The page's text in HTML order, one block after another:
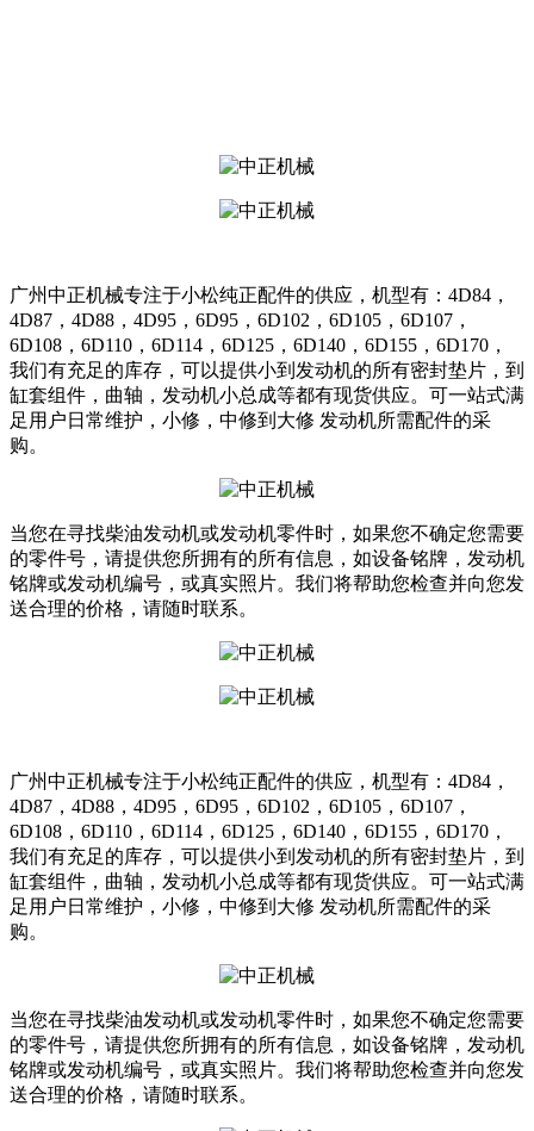
广州中正机械专注于小松纯正配件的供应，机型有：4D84，
4D87，4D88，4D95，6D95，6D102，6D105，6D107，
6D108，6D110，6D114，6D125，6D140，6D155，6D170，
我们有充足的库存，可以提供小到发动机的所有密封垫片，到
缸套组件，曲轴，发动机小总成等都有现货供应。可一站式满
足用户日常维护，小修，中修到大修 发动机所需配件的采
购。
当您在寻找柴油发动机或发动机零件时，如果您不确定您需要
的零件号，请提供您所拥有的所有信息，如设备铭牌，发动机
铭牌或发动机编号，或真实照片。我们将帮助您检查并向您发
送合理的价格，请随时联系。
广州中正机械专注于小松纯正配件的供应，机型有：4D84，
4D87，4D88，4D95，6D95，6D102，6D105，6D107，
6D108，6D110，6D114，6D125，6D140，6D155，6D170，
我们有充足的库存，可以提供小到发动机的所有密封垫片，到
缸套组件，曲轴，发动机小总成等都有现货供应。可一站式满
足用户日常维护，小修，中修到大修 发动机所需配件的采
购。
当您在寻找柴油发动机或发动机零件时，如果您不确定您需要
的零件号，请提供您所拥有的所有信息，如设备铭牌，发动机
铭牌或发动机编号，或真实照片。我们将帮助您检查并向您发
送合理的价格，请随时联系。